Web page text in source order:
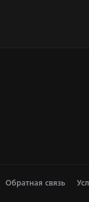
Обратная связь